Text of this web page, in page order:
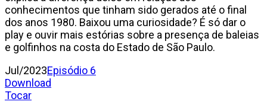
conhecimentos que tinham sido gerados até o final
dos anos 1980. Baixou uma curiosidade? É só dar o
play e ouvir mais estórias sobre a presença de baleias
e golfinhos na costa do Estado de São Paulo.
Jul/2023Episódio 6
Download
Tocar